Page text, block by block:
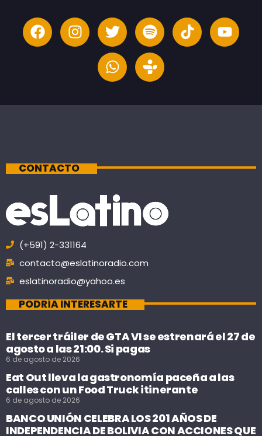
CONTACTO
(+591) 2-331164
contacto@eslatinoradio.com
eslatinoradio@yahoo.es
PODRÍA INTERESARTE
El tercer tráiler de GTA VI se estrenará el 27 de
agosto a las 21:00. Si pagas
6 de agosto de 2026
Eat Out lleva la gastronomía paceña a las
calles con un Food Truck itinerante
6 de agosto de 2026
BANCO UNIÓN CELEBRA LOS 201 AÑOS DE
INDEPENDENCIA DE BOLIVIA CON ACCIONES QUE